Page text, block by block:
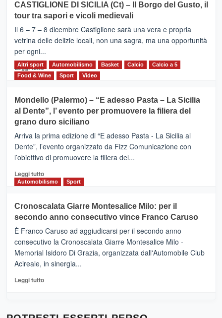
MOIO
ALCANTARA
–
Vivicittà,
alla
scoperta
del
territorio,
e
messaggi
di
CASTIGLIONE DI SICILIA (Ct) – Il Borgo del Gusto, il
tour tra sapori e vicoli medievali
Il 6 – 7 – 8 dicembre Castiglione sarà una vera e propria
vetrina delle delizie locali, non una sagra, ma una opportunità
per ogni...
Leggi tuttoLeggi
di
CASTIGLIONE
DI
SICILIA
(Ct)
–
Il
Borgo
Gusto,
il
tra
sapori
vicoli
medievali
Altri sport Automobilismo Basket Calcio
Calcio a 5
Food & Wine
Sport Video
Mondello (Palermo) – “E adesso Pasta – La Sicilia
al Dente”, l’ evento per promuovere la filiera del
grano duro siciliano
Arriva la prima edizione di “E adesso Pasta - La Sicilia al
Dente”, l’evento organizzato da Fizz Comunicazione con
l’obiettivo di promuovere la filiera del...
Leggi tuttoLeggi
di
Mondello
(Palermo)
–
“E
adesso
Pasta
–
Sicilia
l’
Automobilismo Sport
Cronoscalata Giarre Montesalice Milo: per il
secondo anno consecutivo vince Franco Caruso
È Franco Caruso ad aggiudicarsi per il secondo anno
consecutivo la Cronoscalata Giarre Montesalice Milo -
Memorial Isidoro Di Grazia, organizzata dall'Automobile Club
Acireale, in sinergia...
Leggi tuttoLeggi
Cronoscalata